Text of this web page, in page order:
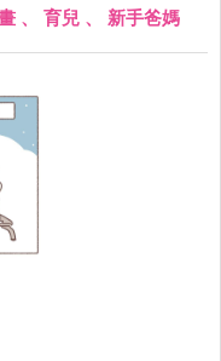
都會跟著很難過 (｡･
、 育兒 、 新手爸媽